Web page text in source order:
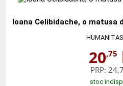
Ioana Celibidache, o matusa
HUMANITAS
20,75
PRP:
stoc